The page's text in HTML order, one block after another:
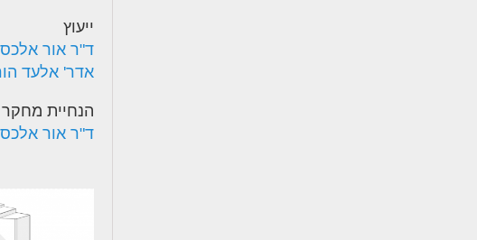
ייעוץ
ד"ר אור
אדר' אלעד
הנחיית מחקר
ד"ר אור